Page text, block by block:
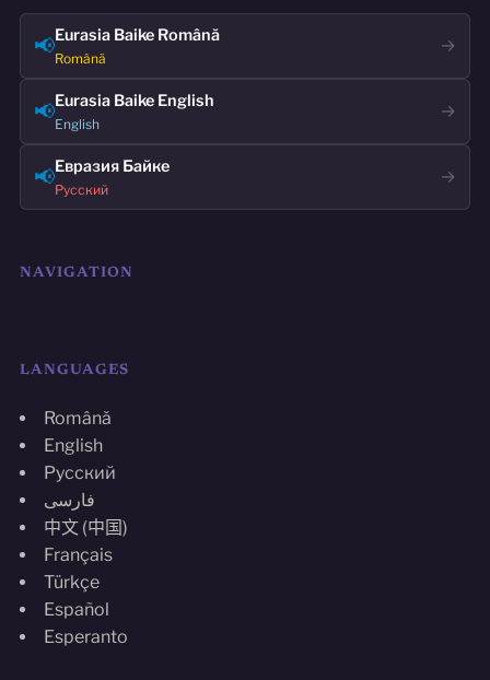
📢Eurasia Baike Română
Română
→
📢Eurasia Baike English
English
→
📢Евразия Байке
Русский
→
NAVIGATION
LANGUAGES
Română
English
Русский
فارسی
中文 (中国)
Français
Türkçe
Español
Esperanto